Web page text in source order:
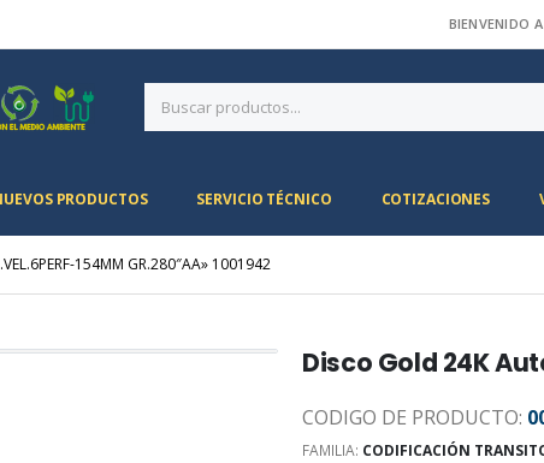
BIENVENIDO
PRODUCTOS SERVICIO TÉCNICO COTIZACIONES
154MM GR.280″AA» 1001942
Disco Gold 24K
CODIGO DE PRODUCTO:
FAMILIA: CODIFICACIÓN